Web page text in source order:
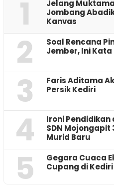
1
Jelang
Jombang
Kanvas
2
‎Soal Rencana
Jember, Ini
3
Faris Aditama
Persik Kediri
4
Ironi
SDN Mojongapit
Murid Baru
5
‎Gegara Cuaca
Cupang di